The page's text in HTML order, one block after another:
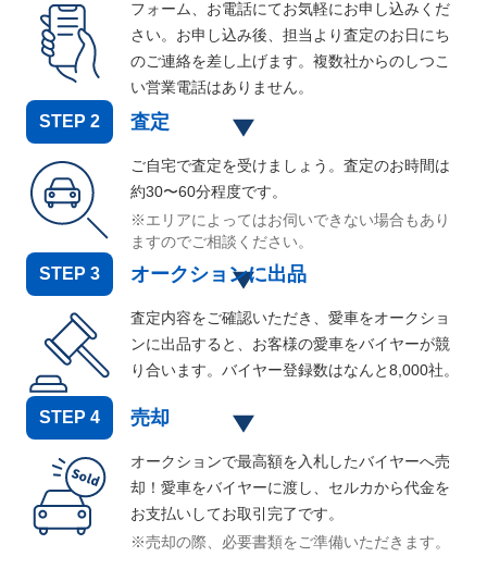
フォーム、お電話にてお気軽にお申し込みくだ
さい。お申し込み後、担当より査定のお日にち
のご連絡を差し上げます。複数社からのしつこ
い営業電話はありません。
STEP 2 査定
ご自宅で査定を受けましょう。査定のお時間は
約30〜60分程度です。
※エリアによってはお伺いできない場合もあり
ますのでご相談ください。
STEP 3 オークションに出品
査定内容をご確認いただき、愛車をオークショ
ンに出品すると、お客様の愛車をバイヤーが競
り合います。バイヤー登録数はなんと8,000社。
STEP 4 売却
オークションで最高額を入札したバイヤーへ売
却！愛車をバイヤーに渡し、セルカから代金を
お支払いしてお取引完了です。
※売却の際、必要書類をご準備いただきます。